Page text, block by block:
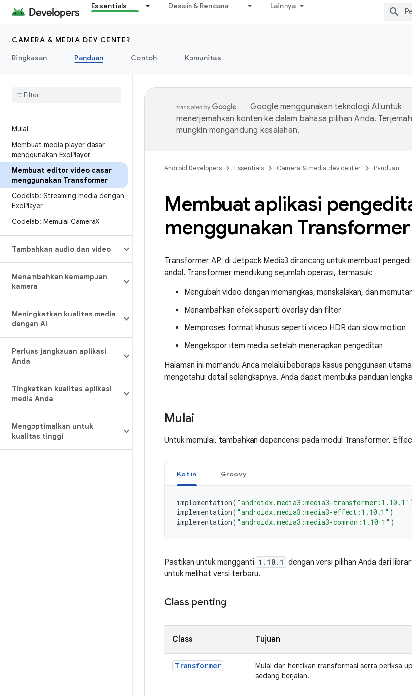
Essentials Desain & Rencana Lainnya
CAMERA & MEDIA DEV CENTER
Ringkasan
Panduan Contoh Komunitas
Mulai
Membuat media player dasar
menggunakan ExoPlayer
Membuat editor video dasar
menggunakan Transformer
Codelab: Streaming media dengan
ExoPlayer
Codelab: Memulai CameraX
Tambahkan audio dan video
Menambahkan kemampuan
kamera
Meningkatkan kualitas media
dengan AI
Perluas jangkauan aplikasi
Anda
Tingkatkan kualitas aplikasi
media Anda
Mengoptimalkan untuk
kualitas tinggi
Google menggunakan teknologi AI untuk
menerjemahkan konten ke dalam bahasa pilihan Anda.
mungkin mengandung kesalahan.
Android Developers Essentials Camera & media dev center Panduan
Membuat aplikasi
menggunakan
Transformer API di Jetpack Media3 dirancang untuk membuat
andal. Transformer mendukung sejumlah operasi, termasuk:
Mengubah video dengan memangkas, menskalakan, dan memutar
Menambahkan efek seperti overlay dan filter
Memproses format khusus seperti video HDR dan slow motion
Mengekspor item media setelah menerapkan pengeditan
Halaman ini memandu Anda melalui beberapa kasus penggunaan
mengetahui detail selengkapnya, Anda dapat membuka panduan
Mulai
Untuk memulai, tambahkan dependensi pada modul Transformer,
Kotlin Groovy
implementation( "androidx.media3:media3-transformer:1.10.1" )
implementation( "androidx.media3:media3-effect:1.10.1" )
implementation( "androidx.media3:media3-common:1.10.1" )
Pastikan untuk mengganti 1.10.1 dengan versi pilihan Anda dari
untuk melihat versi terbaru.
Class penting
Class Tujuan
Transformer
Mulai dan hentikan transformasi serta periksa
sedang berjalan.